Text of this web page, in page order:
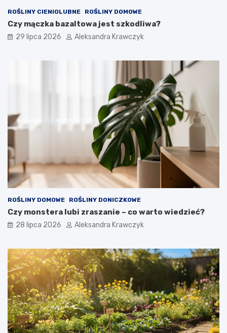
ROŚLINY CIENIOLUBNE ROŚLINY DOMOWE
Czy mączka bazaltowa jest szkodliwa?
29 lipca 2026 Aleksandra Krawczyk
ROŚLINY DOMOWE ROŚLINY DONICZKOWE
Czy monstera lubi zraszanie – co warto wiedzieć?
28 lipca 2026 Aleksandra Krawczyk